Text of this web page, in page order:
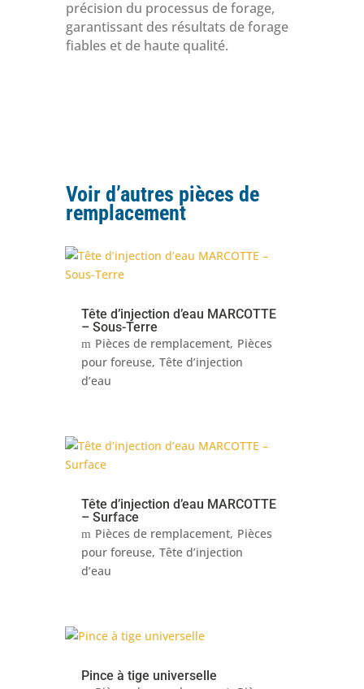
précision du processus de forage,
garantissant des résultats de forage
fiables et de haute qualité.
Voir d’autres pièces de
remplacement
Tête d’injection d’eau MARCOTTE
– Sous-Terre
Pièces de remplacement Pièces
pour foreuse Tête d’injection
d’eau
Tête d’injection d’eau MARCOTTE
– Surface
Pièces de remplacement Pièces
pour foreuse Tête d’injection
d’eau
Pince à tige universelle